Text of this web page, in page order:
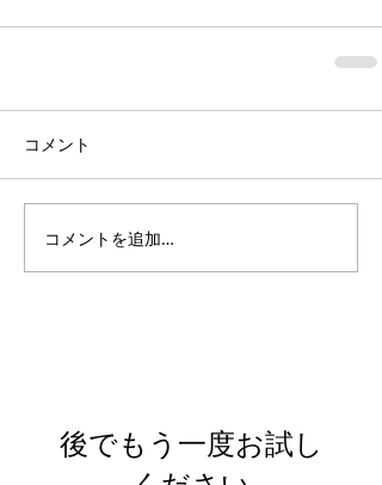
コメント
コメントを追加…
後でもう一度お試し